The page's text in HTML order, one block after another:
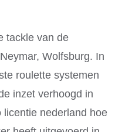
tackle van de
Wolfsburg. In
roulette systemen
inzet verhoogd in
nederland hoe